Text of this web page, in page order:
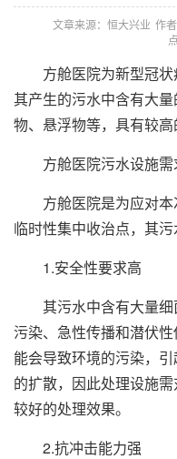
文章来源：恒大兴业 作
方舱医院为新型冠状
其产生的污水中含有大
物、悬浮物等，具有较高
方舱医院污水设施需
方舱医院是为应对本
临时性集中收治点，其污
1.安全性要求高
其污水中含有大量细
污染、急性传播和潜伏
能会导致环境的污染，
的扩散，因此处理设施
较好的处理效果。
2.抗冲击能力强